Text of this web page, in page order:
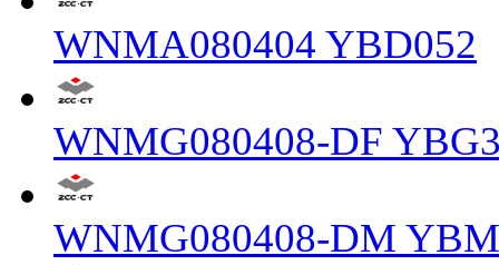
WNMA080404 YBD052
WNMG080408-DF
WNMG080408-DM